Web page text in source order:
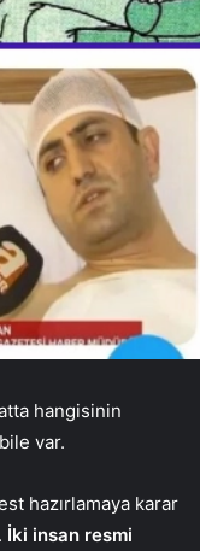
hangisinin
var.
hazırlamaya karar
İki insan resmi